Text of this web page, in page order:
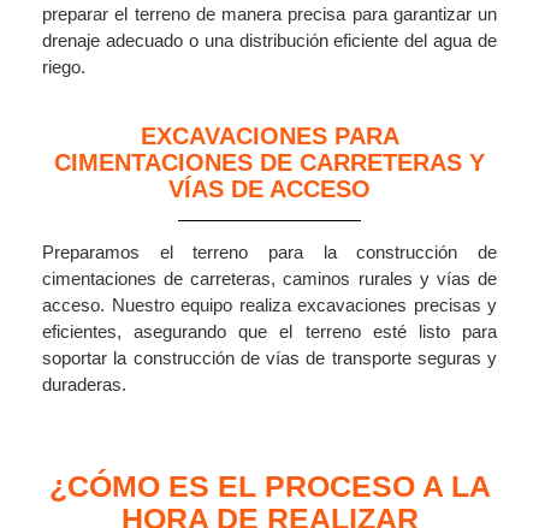
preparar el terreno de manera precisa para garantizar un
drenaje adecuado o una distribución eficiente del agua de
riego.
EXCAVACIONES PARA
CIMENTACIONES DE CARRETERAS Y
VÍAS DE ACCESO
Preparamos el terreno para la construcción de
cimentaciones de carreteras, caminos rurales y vías de
acceso. Nuestro equipo realiza excavaciones precisas y
eficientes, asegurando que el terreno esté listo para
soportar la construcción de vías de transporte seguras y
duraderas.
¿CÓMO ES EL PROCESO A LA
HORA DE REALIZAR